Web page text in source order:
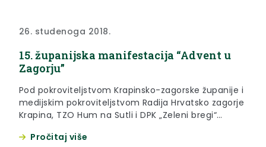
26. studenoga 2018.
15. županijska manifestacija “Advent u
Zagorju”
Pod pokroviteljstvom Krapinsko-zagorske županije i
medijskim pokroviteljstvom Radija Hrvatsko zagorje
Krapina, TZO Hum na Sutli i DPK „Zeleni bregi“
manifestacija „ADVENT U ZAGORJU“, uz obred
Pročitaj više